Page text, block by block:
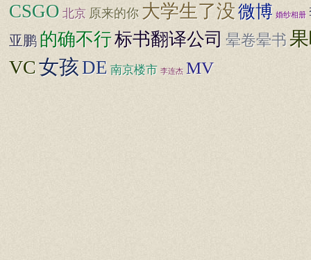
CSGO 北京 原来的你 大学生了没微博 婚纱相册
亚鹏 的确不行标书翻译公司 晕卷晕书
VC女孩DE 南京楼市 李连杰 MV